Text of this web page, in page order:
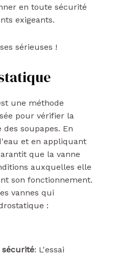
en toute sécurité
exigeants.
sérieuses !
une méthode
pour vérifier la
soupapes. En
et en appliquant
que la vanne
auxquelles elle
son fonctionnement.
vannes qui
:
sécurité: L'essai